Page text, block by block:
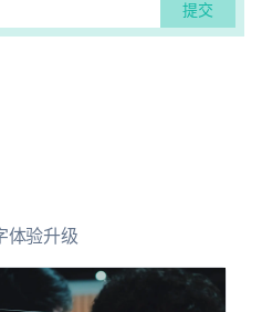
体验升级